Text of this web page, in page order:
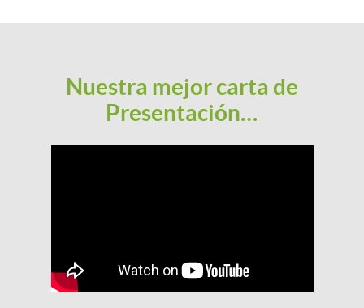
Nuestra mejor carta de
Presentación…